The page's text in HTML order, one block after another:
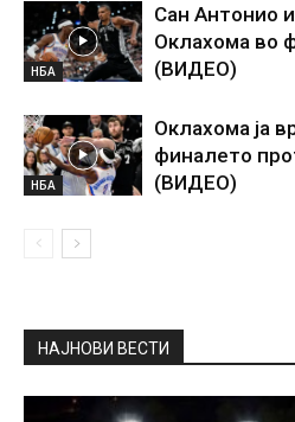
НБА
Сан Антонио
Оклахома во
(ВИДЕО)
НБА
Оклахома ја
финалето
(ВИДЕО)
НАЈНОВИ ВЕСТИ